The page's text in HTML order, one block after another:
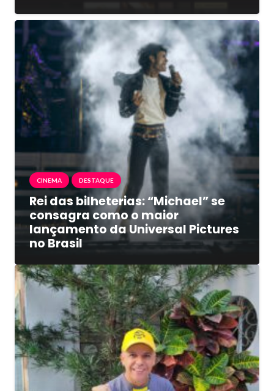
CINEMA DESTAQUE
Rei das bilheterias: “Michael” se
consagra como o maior
lançamento da Universal Pictures
no Brasil